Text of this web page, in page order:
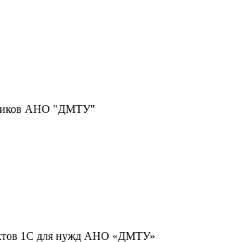
АНО "ДМТУ"
1С для нужд АНО «ДМТУ»